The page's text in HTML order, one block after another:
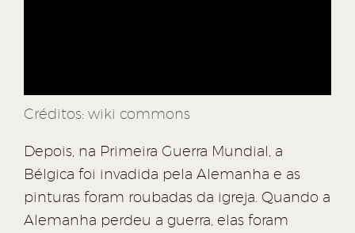
Créditos: wiki commons
Depois, na Primeira Guerra Mundial, a
Bélgica foi invadida pela Alemanha e as
pinturas foram roubadas da igreja. Quando a
Alemanha perdeu a guerra, elas foram